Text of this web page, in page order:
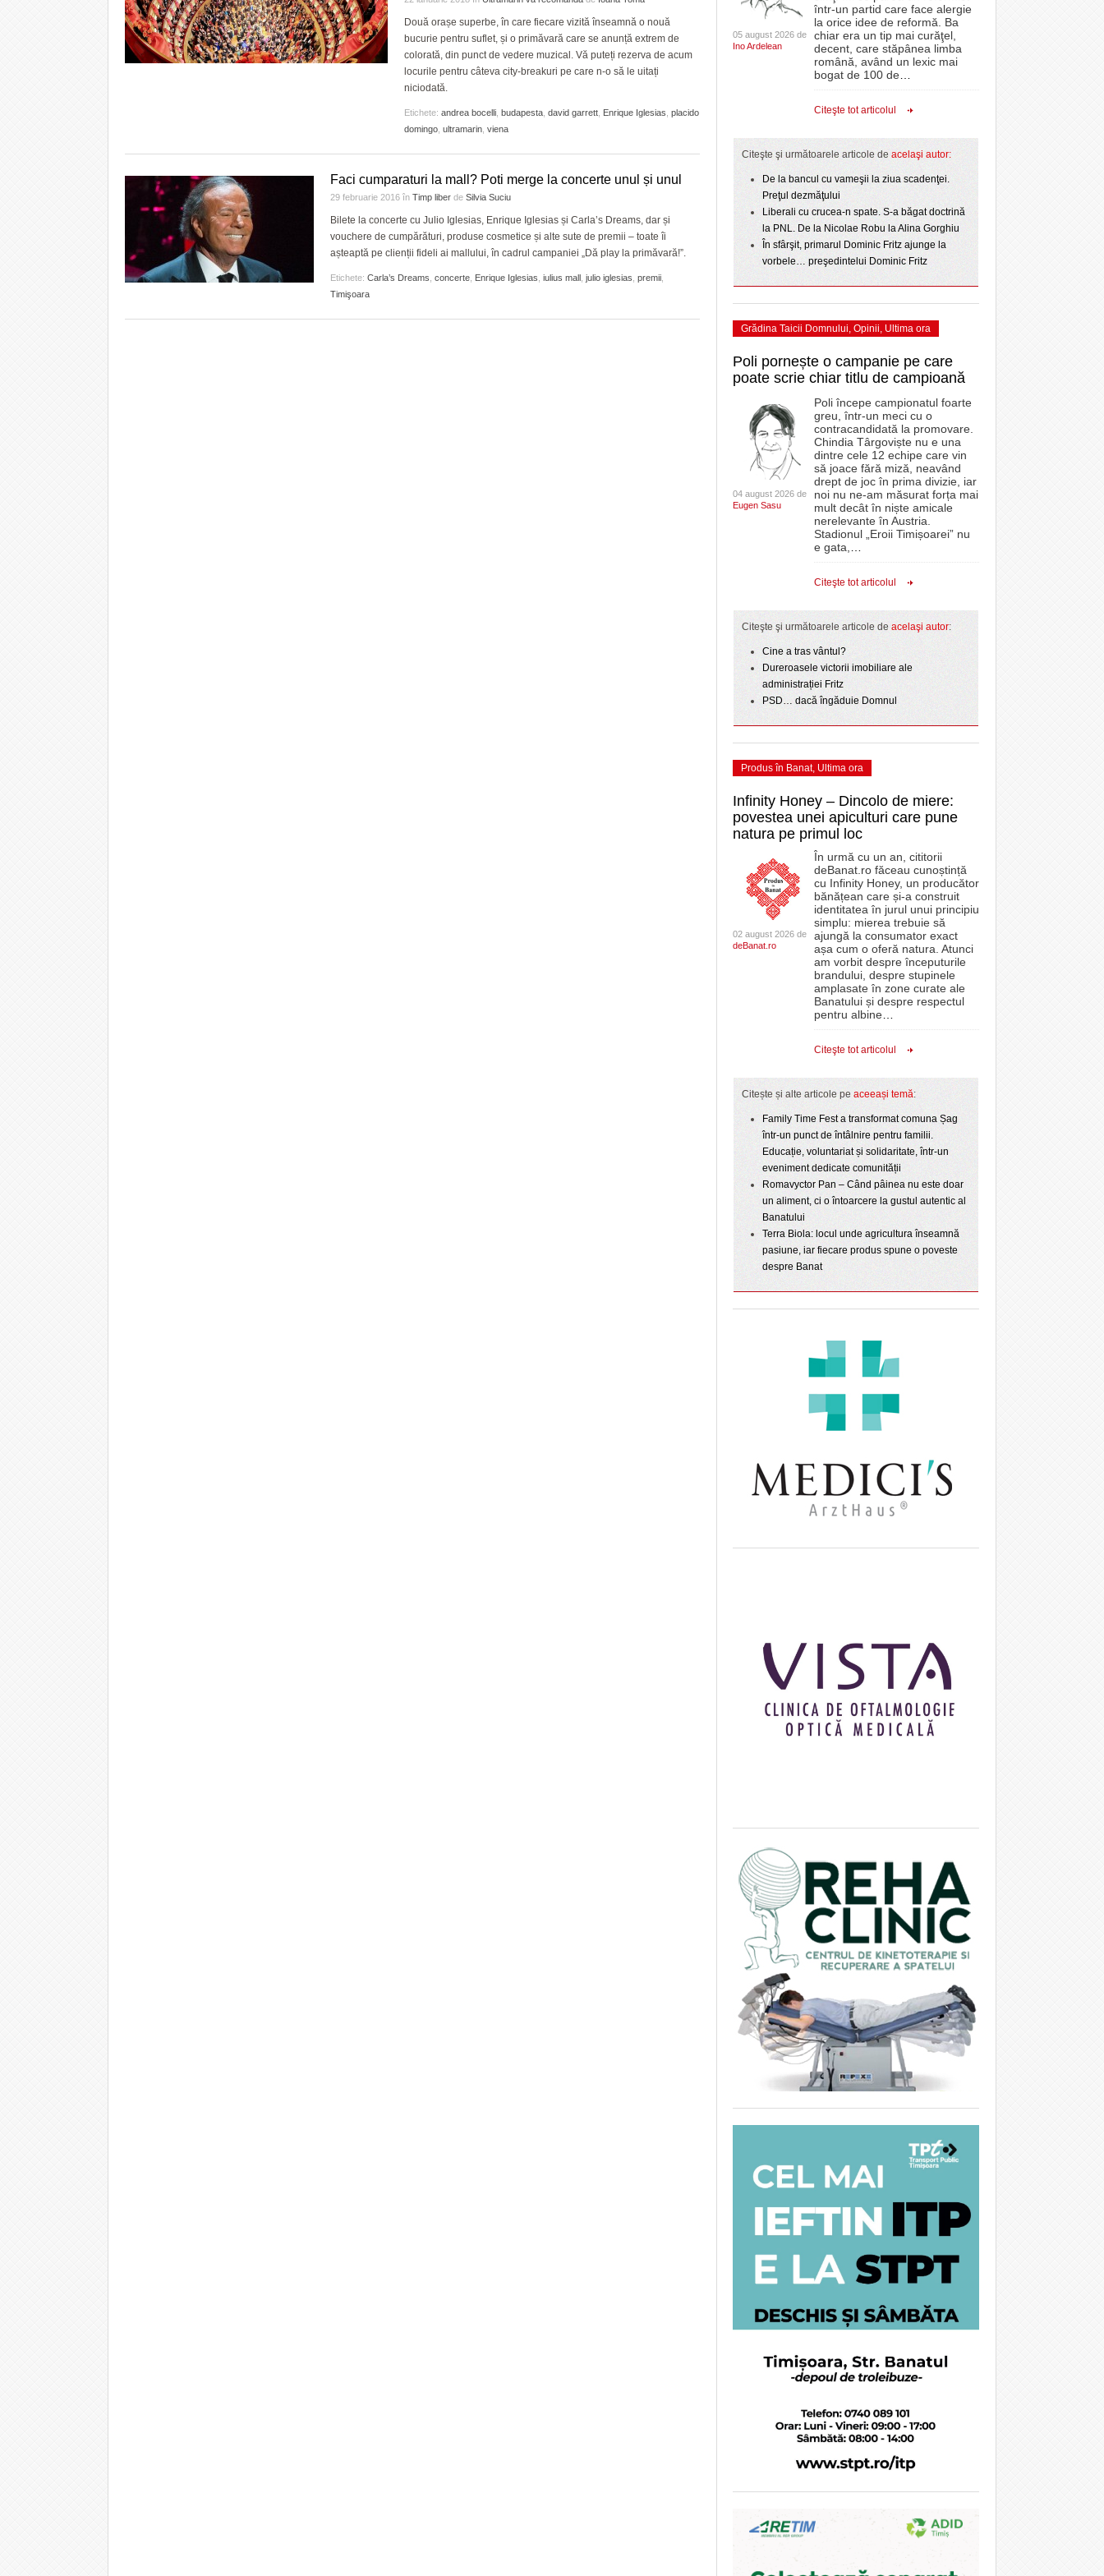
arhitectural din oraș
Timișoara are de luni șase noi cetățeni de
onoare/FOTO - 3 August 2026
va mai fi primar
În ultimii trei ani niciun primar aflat în conflict de
interese nu şi-a pierdut mandatul. Avocatul Toni
cazul Dominic Fritz- acum 1 zi
conteste ordinul prefectului de Timiş
View all
Sezonul marilor speranțe! Politehnica atacă
elita cu un meci tare, în care o nou-promovată
dramatic în barajul de promovare
- 3 August 2026
Politehnica încheie cantonamentul cu o victorie
View all
ZIARISTU’ DE
TERASĂ
CLIPURI VIDEO
JOCURI ONLINE
La Muzeul Apei are loc expoziția „Sub semnul
curgerii. Între transparență și permanență” - 4
- 3 August 2026
View all
proiectelor derulate de instituție din fonduri
europene/FOTO
ANAF oferă persoanelor fizice posibilitatea să
beneficieze de Declarația Unică 212
2025
CLIPURI VIDEO
JOCURI ONLINE
DIVERSE
FARMACII DIN
GRĂDINIŢE DIN TIMIŞ
PRIMĂRIILE DIN TIMIŞ
SFATUL MEDICULUI
SFATURI JURIDICE
Două orașe superbe, în care fiecare vizită înseamnă o nouă
bucurie pentru suflet, și o primăvară care se anunță extrem de
colorată, din punct de vedere muzical. Vă puteți rezerva de acum
locurile pentru câteva city-breakuri pe care n-o să le uitați
niciodată.
Etichete: andrea bocelli budapesta david garrett Enrique Iglesias placido
domingo ultramarin viena
Faci cumparaturi la mall? Poti merge la concerte unul și unul
29 februarie 2016 în Timp liber de Silvia Suciu
Bilete la concerte cu Julio Iglesias, Enrique Iglesias și Carla’s Dreams, dar și
vouchere de cumpărături, produse cosmetice și alte sute de premii – toate îi
așteaptă pe clienții fideli ai mallului, în cadrul campaniei „Dă play la primăvară!”.
Etichete: Carla’s Dreams concerte Enrique Iglesias iulius mall julio iglesias premii
Timişoara
05 august 2026 de
Ino Ardelean
într-un partid care face alergie
la orice idee de reformă. Ba
chiar era un tip mai curăţel,
decent, care stăpânea limba
română, având un lexic mai
bogat de 100 de
Citeşte tot articolul
Citeşte şi următoarele articole de acelaşi autor:
De la bancul cu vameşii la ziua scadenţei.
Preţul dezmăţului
Liberali cu crucea-n spate. S-a băgat doctrină
la PNL. De la Nicolae Robu la Alina Gorghiu
În sfârşit, primarul Dominic Fritz ajunge la
vorbele… preşedintelui Dominic Fritz
Grădina Taicii Domnului, Opinii, Ultima ora
Poli pornește o campanie pe care
poate scrie chiar titlu de campioană
04 august 2026 de
Eugen Sasu
Poli începe campionatul foarte
greu, într-un meci cu o
contracandidată la promovare.
Chindia Târgoviște nu e una
dintre cele 12 echipe care vin
să joace fără miză, neavând
drept de joc în prima divizie, iar
noi nu ne-am măsurat forța mai
mult decât în niște amicale
nerelevante în Austria.
Stadionul „Eroii Timișoarei” nu
e gata,
Citeşte tot articolul
Citeşte şi următoarele articole de acelaşi autor:
Cine a tras vântul?
Dureroasele victorii imobiliare ale
administrației Fritz
PSD… dacă îngăduie Domnul
Produs în Banat, Ultima ora
Infinity Honey – Dincolo de miere:
povestea unei apiculturi care pune
natura pe primul loc
02 august 2026 de
deBanat.ro
În urmă cu un an, cititorii
deBanat.ro făceau cunoștință
cu Infinity Honey, un producător
bănățean care și-a construit
identitatea în jurul unui principiu
simplu: mierea trebuie să
ajungă la consumator exact
așa cum o oferă natura. Atunci
am vorbit despre începuturile
brandului, despre stupinele
amplasate în zone curate ale
Banatului și despre respectul
pentru albine
Citeşte tot articolul
Citește și alte articole pe aceeași temă:
Family Time Fest a transformat comuna Șag
într-un punct de întâlnire pentru familii.
Educație, voluntariat și solidaritate, într-un
eveniment dedicate comunității
Romavyctor Pan – Când pâinea nu este doar
un aliment, ci o întoarcere la gustul autentic al
Banatului
Terra Biola: locul unde agricultura înseamnă
pasiune, iar fiecare produs spune o poveste
despre Banat